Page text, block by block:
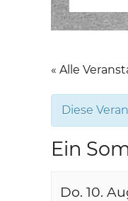
« Alle
Diese
Ein
Do. 10.